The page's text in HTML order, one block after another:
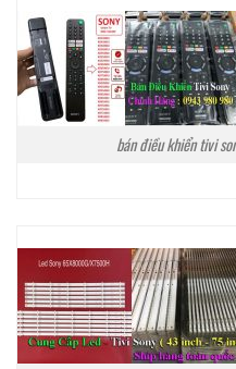
bán điều khiển tivi